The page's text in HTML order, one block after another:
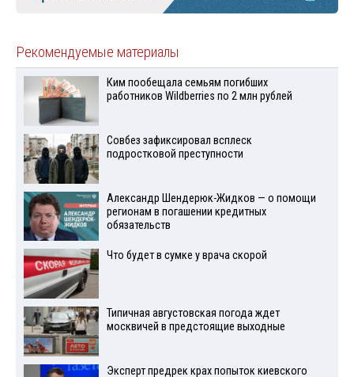
Рекомендуемые материалы
Ким пообещала семьям погибших
работников Wildberries по 2 млн рублей
Совбез зафиксировал всплеск
подростковой преступности
Александр Шендерюк-Жидков — о помощи
регионам в погашении кредитных
обязательств
Что будет в сумке у врача скорой
Типичная августовская погода ждет
москвичей в предстоящие выходные
Эксперт предрек крах попыток киевского